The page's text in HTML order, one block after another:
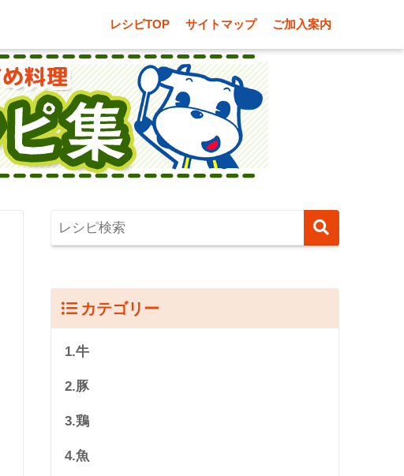
レシピTOP サイトマップ ご加入案内
カテゴリー
1.牛
2.豚
3.鶏
4.魚